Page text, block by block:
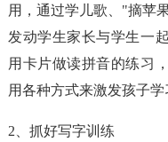
用，通过学儿歌、"摘苹
发动学生家长与学生一
用卡片做读拼音的练习
用各种方式来激发孩子学
2、抓好写字训练